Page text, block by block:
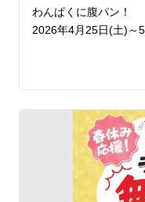
止まらないやみつき
そば」を思い切りか
わんぱくに腹パン！
2026年4月25日(土)～
期間中、ラーメン魁
公式アプリをダウン
き、期間中は毎日ご
ご家族やご友人とい